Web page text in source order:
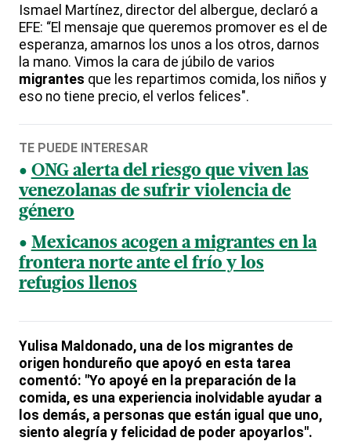
Ismael Martínez, director del albergue, declaró a
EFE: “El mensaje que queremos promover es el de
esperanza, amarnos los unos a los otros, darnos
la mano. Vimos la cara de júbilo de varios
migrantes que les repartimos comida, los niños y
eso no tiene precio, el verlos felices".
TE PUEDE INTERESAR
ONG alerta del riesgo que viven las
venezolanas de sufrir violencia de
género
Mexicanos acogen a migrantes en la
frontera norte ante el frío y los
refugios llenos
Yulisa Maldonado, una de los migrantes de
origen hondureño que apoyó en esta tarea
comentó: "Yo apoyé en la preparación de la
comida, es una experiencia inolvidable ayudar a
los demás, a personas que están igual que uno,
siento alegría y felicidad de poder apoyarlos".